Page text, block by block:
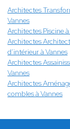
Architectes
Vannes
Architectes Piscine
Architectes
d’intérieur à Vannes
Architectes
Vannes
Architectes
combles à Vannes